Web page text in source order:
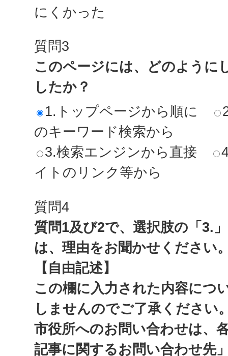
にくかった
質問3
このページには、どのように
したか？
1.トップページから順に
のキーワード検索から
3.検索エンジンから直接
イトのリンク等から
質問4
質問1及び2で、選択肢の「3.
は、理由をお聞かせください
【自由記述】
この欄に入力された内容につ
しませんのでご了承ください
市役所へのお問い合わせは、
記事に関するお問い合わせ先